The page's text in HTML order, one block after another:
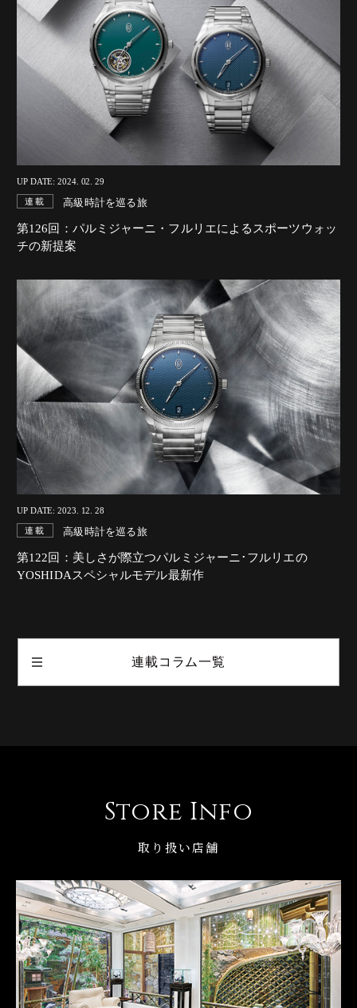
UP DATE: 2024. 02. 29
連載 高級時計を巡る旅
第126回：パルミジャーニ・フルリエによるスポーツウォッ
チの新提案
UP DATE: 2023. 12. 28
連載 高級時計を巡る旅
第122回：美しさが際立つパルミジャーニ･フルリエの
YOSHIDAスペシャルモデル最新作
連載コラム一覧
Store Info
取り扱い店舗